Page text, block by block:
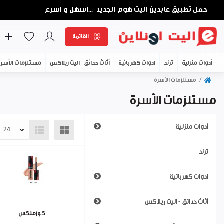
حمل تطبيق عابدين اليت هوم الجديد ...اسهل و اسرع
القائمة
أدوات منزلية ترند ادوات كهربائية أثاث حدائق - اليت ريلاكس مستلزمات
مستلزمات الأسرة
مستلزمات الأسرة
أدوات منزلية
اباريق وبكارج
طاولات الكوي - مناشر الغسيل
اواني خبز - بايركس
اواني/طناجر طبخ
ترند
ادوات كهربائية
ابريق ماء كهرباء
العناية الشخصية
أثاث حدائق - اليت ريلاكس
كوزمتكس